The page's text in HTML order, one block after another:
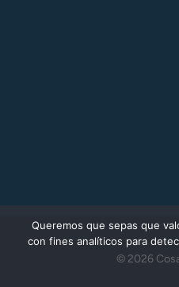
© 2026
Queremos que sepas que
con fines analíticos para